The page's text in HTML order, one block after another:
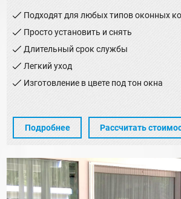
Подходят для любых типов оконных
Просто установить и снять
Длительный срок службы
Легкий уход
Изготовление в цвете под тон окна
Подробнее Рассчитать